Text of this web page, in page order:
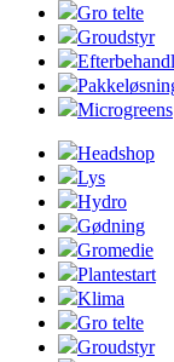
Gro telte
Groudstyr
Microgreens
Headshop
Lys
Hydro
Gødning
Gromedie
Plantestart
Klima
Gro telte
Groudstyr